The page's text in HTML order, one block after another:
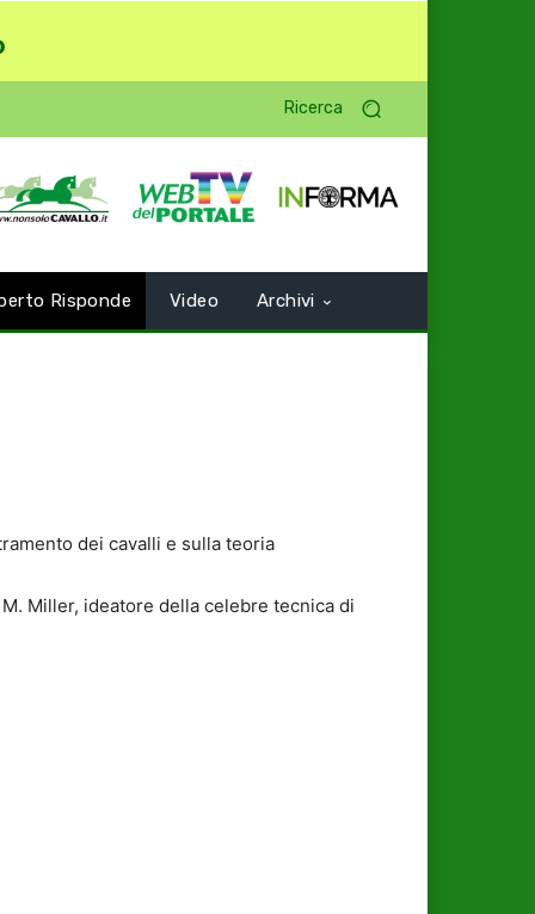
Ricerca
Risponde Video Archivi
dei cavalli e sulla teoria
Miller, ideatore della celebre tecnica di